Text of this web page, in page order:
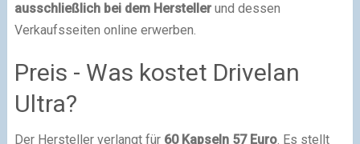
ausschließlich bei dem Herstellerund dessen
Verkaufsseiten online erwerben.
Preis - Was kostet Drivelan
Ultra?
Der Hersteller verlangt für 60 Kapseln 57 Euro. Es stellt